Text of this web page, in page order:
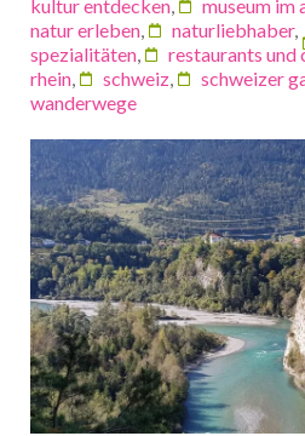
kultur entdecken, museum im
natur erleben, naturliebhaber,
spezialitäten, restaurants und
rhein, schweiz, schweizer
wanderwege